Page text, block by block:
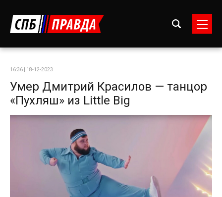
16:36 | 18-12-2023
Умер Дмитрий Красилов — танцор
«Пухляш» из Little Big